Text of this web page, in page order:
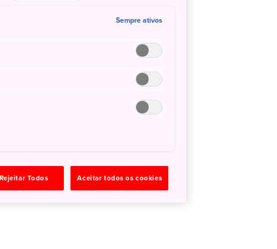
Sempre ativos
Rejeitar Todos Aceitar todos os cookies